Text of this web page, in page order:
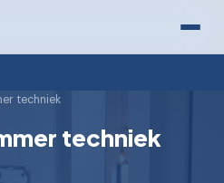
techniek
techniek